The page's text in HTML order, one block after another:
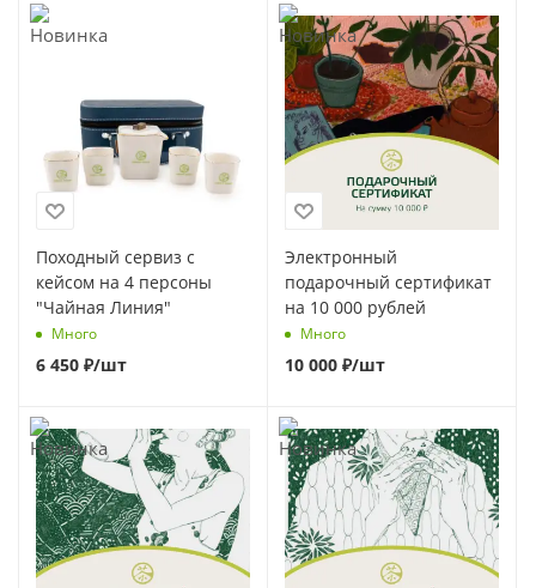
Походный сервиз с
кейсом на 4 персоны
"Чайная Линия"
Много
6 450 ₽/шт
Электронный
подарочный сертификат
на 10 000 рублей
Много
10 000 ₽/шт